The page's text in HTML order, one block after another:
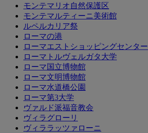
モンテマリオ自然保護区
モンテマルティーニ美術館
ルペルカリア祭
ローマの港
ローマエストショッピングセンター
ローマトルヴェルガタ大学
ローマ国立博物館
ローマ文明博物館
ローマ水道橋公園
ローマ第3大学
ヴァルド派福音教会
ヴィラグローリ
ヴィララッツァローニ